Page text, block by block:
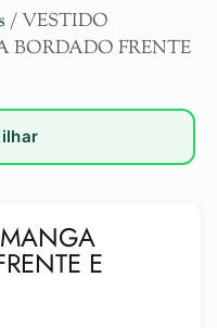
/ VESTIDO
FRENTE
E